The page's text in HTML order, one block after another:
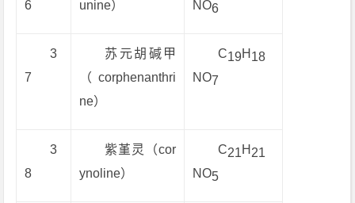
6
unine）
NO6
3
7
苏元胡碱甲
（corphenanthri
ne）
C19H 18
NO7
3
8
紫堇灵（cor
ynoline）
C21H 21
NO5